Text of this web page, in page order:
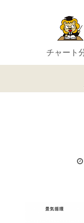
チャート